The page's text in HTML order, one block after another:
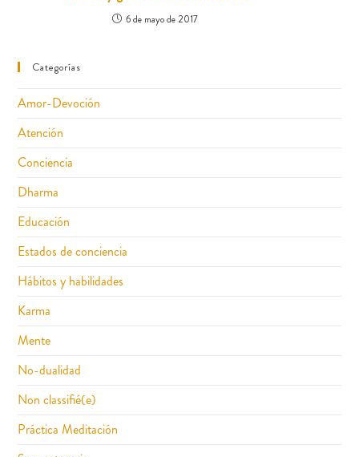
6 de mayo de 2017
Categorías
Amor-Devoción
Atención
Conciencia
Dharma
Educación
Estados de conciencia
Hábitos y habilidades
Karma
Mente
No-dualidad
Non classifié(e)
Práctica Meditación